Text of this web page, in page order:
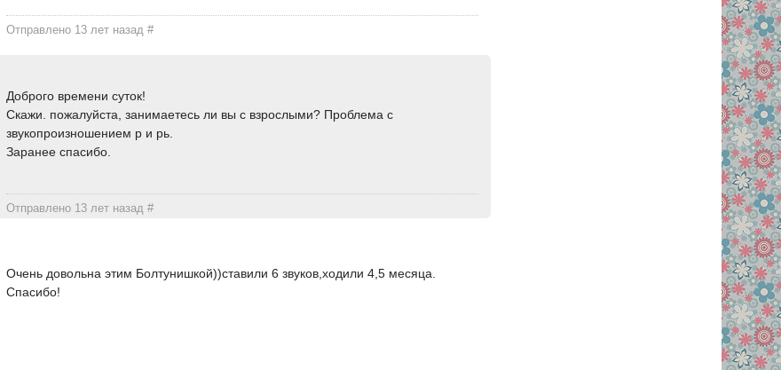
Отправлено 13 лет назад#
Доброго времени суток!
Скажи. пожалуйста, занимаетесь ли вы с взрослыми? Проблема с
звукопроизношением р и рь.
Заранее спасибо.
Отправлено 13 лет назад#
Очень довольна этим Болтунишкой))ставили 6 звуков,ходили 4,5 месяца.
Спасибо!